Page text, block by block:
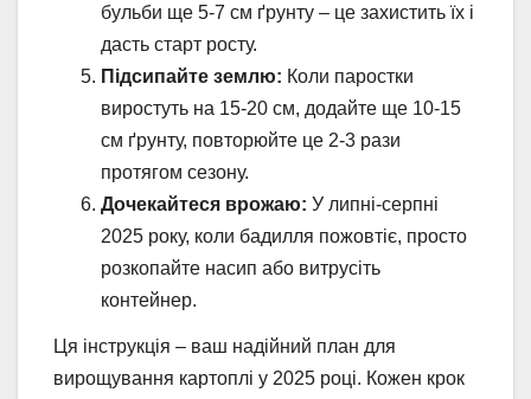
бульби ще 5-7 см ґрунту – це захистить їх і
дасть старт росту.
Підсипайте землю: Коли паростки
виростуть на 15-20 см, додайте ще 10-15
см ґрунту, повторюйте це 2-3 рази
протягом сезону.
Дочекайтеся врожаю: У липні-серпні
2025 року, коли бадилля пожовтіє, просто
розкопайте насип або витрусіть
контейнер.
Ця інструкція – ваш надійний план для
вирощування картоплі у 2025 році. Кожен крок